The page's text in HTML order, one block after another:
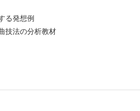
る発想例
技法の分析教材